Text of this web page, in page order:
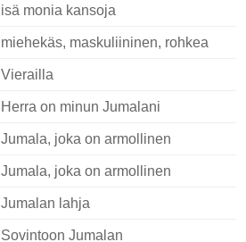
isä monia kansoja
miehekäs, maskuliininen, rohkea
Vierailla
Herra on minun Jumalani
Jumala, joka on armollinen
Jumala, joka on armollinen
Jumalan lahja
Sovintoon Jumalan